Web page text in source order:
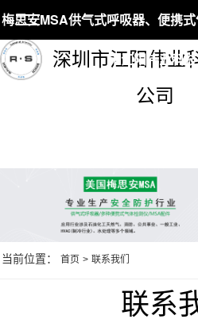
梅思安MSA供气式呼吸器、便携
市江阳伟业科
深圳市江阳伟业
公司
当前位置： 首页 > 联系我们
联系